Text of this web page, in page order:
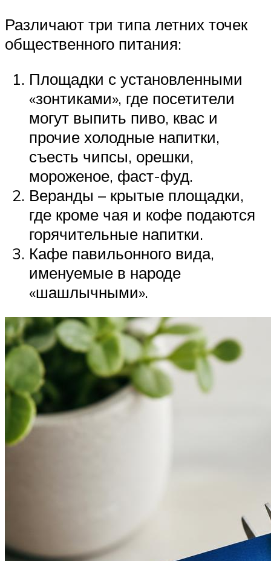
Различают три типа летних точек
общественного питания:
Площадки с установленными
«зонтиками», где посетители
могут выпить пиво, квас и
прочие холодные напитки,
съесть чипсы, орешки,
мороженое, фаст-фуд.
Веранды – крытые площадки,
где кроме чая и кофе подаются
горячительные напитки.
Кафе павильонного вида,
именуемые в народе
«шашлычными».